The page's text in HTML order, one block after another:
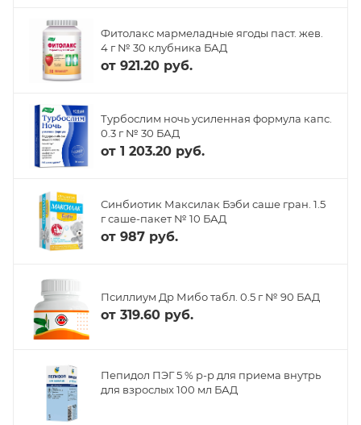
Фитолакс мармеладные ягоды паст. жев.
4 г № 30 клубника БАД
от 921.20 руб.
Турбослим ночь усиленная формула капс.
0.3 г № 30 БАД
от 1 203.20 руб.
Синбиотик Максилак Бэби саше гран. 1.5
г саше-пакет № 10 БАД
от 987 руб.
Псиллиум Др Мибо табл. 0.5 г № 90 БАД
от 319.60 руб.
Пепидол ПЭГ 5 % р-р для приема внутрь
для взрослых 100 мл БАД